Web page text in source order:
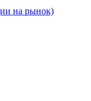
на рынок)